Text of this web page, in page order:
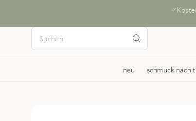
neu schmuck nach